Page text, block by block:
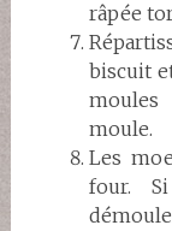
râpée
biscuit
moule.
Les
four.